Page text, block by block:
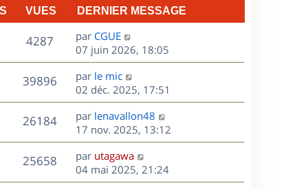
VUES DERNIER MESSAGE
4287V
u
e
s
D
e
r
n
i
e
r
m
e
s
s
a
par CGUE
07 juin 2026, 18:05
39896V
u
s
D
e
r
n
i
e
r
m
e
par le mic
02 déc. 2025, 17:51
26184V
u
e
D
e
r
n
i
e
par lenavallon48
17 nov. 2025, 13:12
25658V
u
D
e
r
par utagawa
04 mai 2025, 21:24